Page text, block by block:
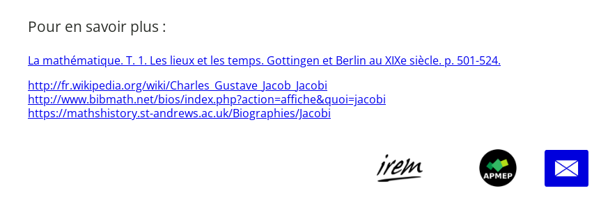
Pour en savoir plus :
La mathématique. T. 1. Les lieux et les temps. Gottingen et Berlin au XIXe siècle. p. 501-524.
http://fr.wikipedia.org/wiki/Charles_Gustave_Jacob_Jacobi
http://www.bibmath.net/bios/index.php?action=affiche&quoi=jacobi
https://mathshistory.st-andrews.ac.uk/Biographies/Jacobi